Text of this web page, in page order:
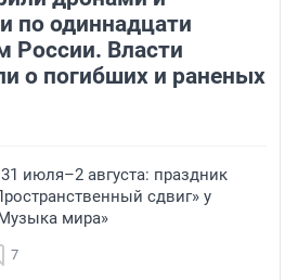
по одиннадцати
России. Власти
о погибших и раненых
июля–2 августа: праздник
сдвиг» у
мира»
7